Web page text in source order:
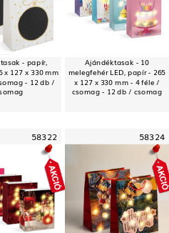
- papír,
x 127 x 330 mm
- 12 db /
Ajándéktasak - 10
melegfehér LED, papír - 265
x 127 x 330 mm - 4 féle /
csomag - 12 db / csomag
58322 58324